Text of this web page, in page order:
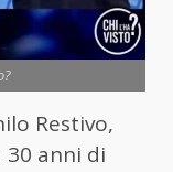
Restivo,
anni di